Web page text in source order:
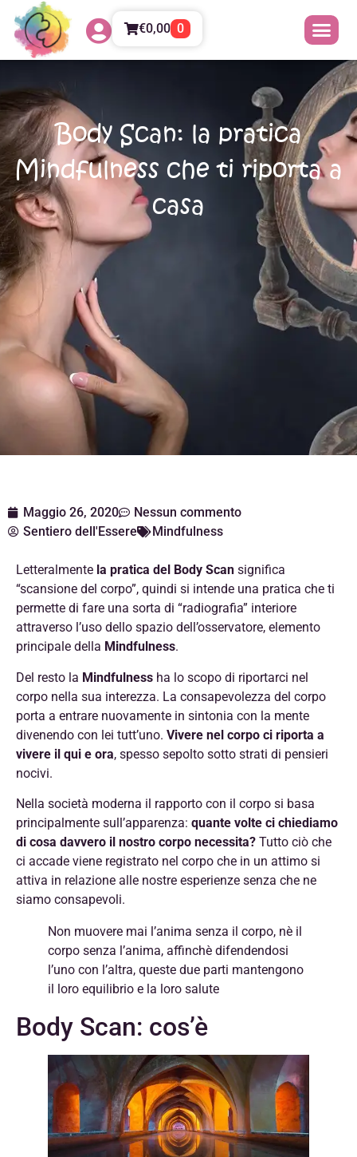
€0,00 0
Body Scan: la pratica
Mindfulness che ti riporta a
casa
Maggio 26, 2020
Nessun commento
Sentiero dell'Essere
Mindfulness
Letteralmente la pratica del Body Scan significa
“scansione del corpo”, quindi si intende una pratica che ti
permette di fare una sorta di “radiografia” interiore
attraverso l’uso dello spazio dell’osservatore, elemento
principale della Mindfulness.
Del resto la Mindfulness ha lo scopo di riportarci nel
corpo nella sua interezza. La consapevolezza del corpo
porta a entrare nuovamente in sintonia con la mente
divenendo con lei tutt’uno. Vivere nel corpo ci riporta a
vivere il qui e ora, spesso sepolto sotto strati di pensieri
nocivi.
Nella società moderna il rapporto con il corpo si basa
principalmente sull’apparenza: quante volte ci chiediamo
di cosa davvero il nostro corpo necessita? Tutto ciò che
ci accade viene registrato nel corpo che in un attimo si
attiva in relazione alle nostre esperienze senza che ne
siamo consapevoli.
Non muovere mai l’anima senza il corpo, nè il
corpo senza l’anima, affinchè difendendosi
l’uno con l’altra, queste due parti mantengono
il loro equilibrio e la loro salute
Body Scan: cos’è